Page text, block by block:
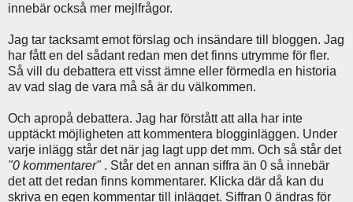
innebär också mer mejlfrågor.
Jag tar tacksamt emot förslag och insändare till bloggen. Jag
har fått en del sådant redan men det finns utrymme för fler.
Så vill du debattera ett visst ämne eller förmedla en historia
av vad slag de vara må så är du välkommen.
Och apropå debattera. Jag har förstått att alla har inte
upptäckt möjligheten att kommentera blogginläggen. Under
varje inlägg står det när jag lagt upp det mm. Och så står det
"0 kommentarer". Står det en annan siffra än 0 så innebär
det att det redan finns kommentarer. Klicka där då kan du
skriva en egen kommentar till inlägget. Siffran 0 ändras för